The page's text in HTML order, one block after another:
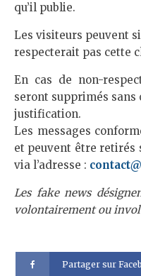
qu’il publie.
Les visiteurs peuvent
respecterait pas cette
En cas de non-
seront supprimés
justification.
Les messages
et peuvent être retirés
via l’adresse :
Les fake news
volontairement ou
Partager sur